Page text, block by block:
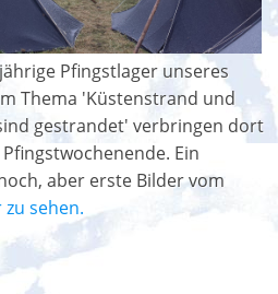
Pfingstlager unseres
Thema 'Küstenstrand und
gestrandet' verbringen dort
Ein
aber erste Bilder vom
sehen.